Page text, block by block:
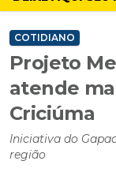
COTIDIANO
Projeto
atende
Criciúma
Iniciativa do
região